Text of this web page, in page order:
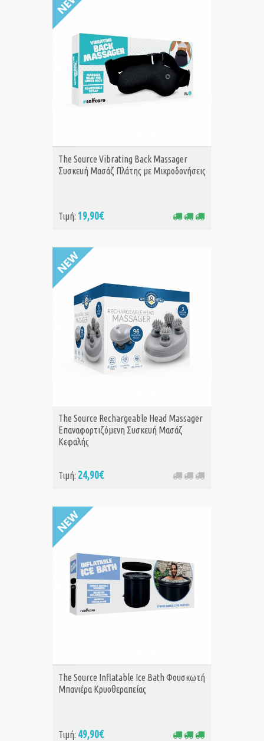
ΑΓΟΡΑ
The Source Vibrating Back Massager
Συσκευή Μασάζ Πλάτης με Μικροδονήσεις
Τιμή: 19,90€
The Source Rechargeable Head Massager
Επαναφορτιζόμενη Συσκευή Μασάζ
Κεφαλής
Τιμή: 24,90€
ΑΓΟΡΑ
The Source Inflatable Ice Bath Φουσκωτή
Μπανιέρα Κρυοθεραπείας
Τιμή: 49,90€